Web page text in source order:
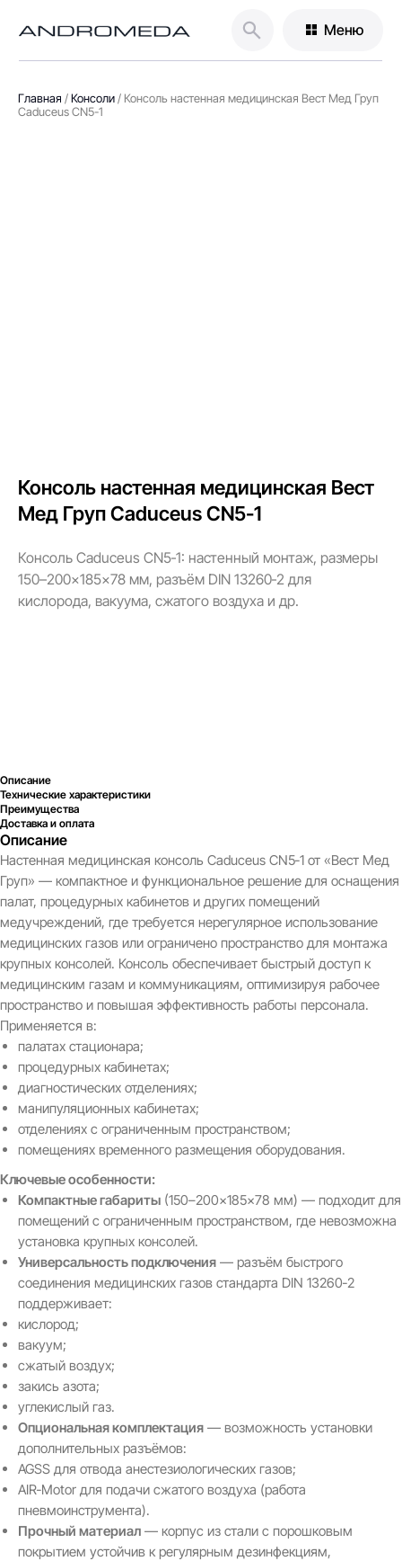
Главная /Консоли/ Консоль настенная медицинская Вест Мед Груп
Caduceus CN5-1
Консоль настенная медицинская Вест
Мед Груп Caduceus CN5-1
Консоль Caduceus CN5‑1: настенный монтаж, размеры
150–200×185×78 мм, разъём DIN 13260‑2 для
кислорода, вакуума, сжатого воздуха и др.
Описание
Технические характеристики
Преимущества
Доставка и оплата
Описание
Настенная медицинская консоль Caduceus CN5‑1 от «Вест Мед
Груп» — компактное и функциональное решение для оснащения
палат, процедурных кабинетов и других помещений
медучреждений, где требуется нерегулярное использование
медицинских газов или ограничено пространство для монтажа
крупных консолей. Консоль обеспечивает быстрый доступ к
медицинским газам и коммуникациям, оптимизируя рабочее
пространство и повышая эффективность работы персонала.
Применяется в:
палатах стационара;
процедурных кабинетах;
диагностических отделениях;
манипуляционных кабинетах;
отделениях с ограниченным пространством;
помещениях временного размещения оборудования.
Ключевые особенности:
Компактные габариты (150–200×185×78 мм) — подходит для
помещений с ограниченным пространством, где невозможна
установка крупных консолей.
Универсальность подключения — разъём быстрого
соединения медицинских газов стандарта DIN 13260‑2
поддерживает:
кислород;
вакуум;
сжатый воздух;
закись азота;
углекислый газ.
Опциональная комплектация — возможность установки
дополнительных разъёмов:
AGSS для отвода анестезиологических газов;
AIR‑Motor для подачи сжатого воздуха (работа
пневмоинструмента).
Прочный материал — корпус из стали с порошковым
покрытием устойчив к регулярным дезинфекциям,